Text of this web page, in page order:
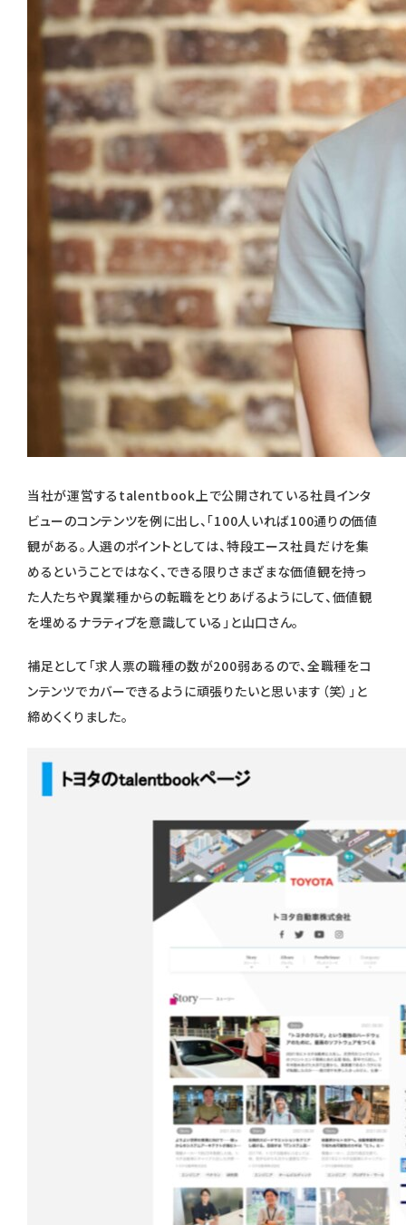
当社が運営するtalentbook上で公開されている社員インタ
ビューのコンテンツを例に出し、「100人いれば100通りの価値
観がある。人選のポイントとしては、特段エース社員だけを集
めるということではなく、できる限りさまざまな価値観を持っ
た人たちや異業種からの転職をとりあげるようにして、価値観
を埋めるナラティブを意識している」と山口さん。
補足として「求人票の職種の数が200弱あるので、全職種をコ
ンテンツでカバーできるように頑張りたいと思います（笑）」と
締めくくりました。